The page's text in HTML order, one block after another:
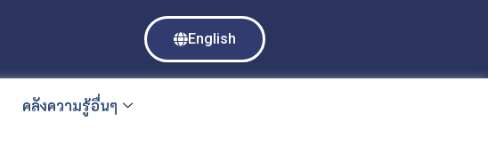
English
คลังความรู้อื่นๆ